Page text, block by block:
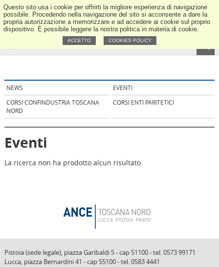
Questo sito usa i cookie per offrirti la migliore esperienza di navigazione
possibile. Procedendo nella navigazione del sito si acconsente a dare la
propria autorizzazione a memorizzare e ad accedere ai cookie sul proprio
dispositivo. È possibile leggere la nostra politica in materia di cookie.
ACCETTO COOKIES POLICY
ANCE
NEWS
EVENTI
CORSI CONFINDUSTRIA TOSCANA
NORD
CORSI ENTI PARITETICI
Eventi
La ricerca non ha prodotto alcun risultato.
Pistoia (sede legale), piazza Garibaldi 5-cap 51100-tel. 0573 99171
Lucca, piazza Bernardini 41 -cap 55100-tel. 0583 4441